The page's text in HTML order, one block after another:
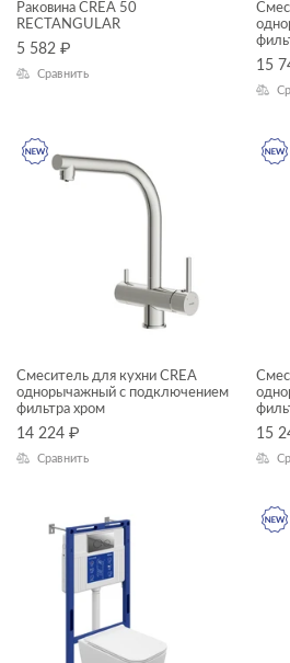
Раковина CREA 50
RECTANGULAR
5 582 ₽
Сравнить 15
Смеситель для кухни CREA
однорычажный с подключением
фильтра хром
14 224 ₽
Сравнить
15